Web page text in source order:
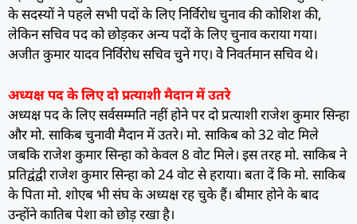
के सदस्यों ने पहले सभी पदों के लिए निर्विरोध चुनाव की कोशिश की,
लेकिन सचिव पद को छोड़कर अन्य पदों के लिए चुनाव कराया गया।
अजीत कुमार यादव निर्विरोध सचिव चुने गए। वेे निवर्तमान सचिव थे।
अध्यक्ष पद के लिए दो प्रत्याशी मैदान में उतरे
अध्यक्ष पद के लिए सर्वसम्मति नहीं होने पर दो प्रत्याशी राजेश कुमार सिन्हा
और मो. साकिब चुनावी मैदान में उतरे। मो. साकिब को 32 वोट मिले
जबकि राजेश कुमार सिन्हा को केवल 8 वोट मिले। इस तरह मो. साकिब ने
प्रतिद्वंद्वी राजेश कुमार सिन्हा को 24 वोट से हराया। बता दें कि मो. साकिब
के पिता मो. शोएब भी संघ के अध्यक्ष रह चुके हैं। बीमार होने के बाद
उन्होंने कातिब पेशा को छोड़ रखा है।